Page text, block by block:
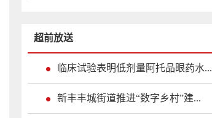
超前放送
临床试验表明低剂量阿托品眼药水...
新丰丰城街道推进“数字乡村”建...